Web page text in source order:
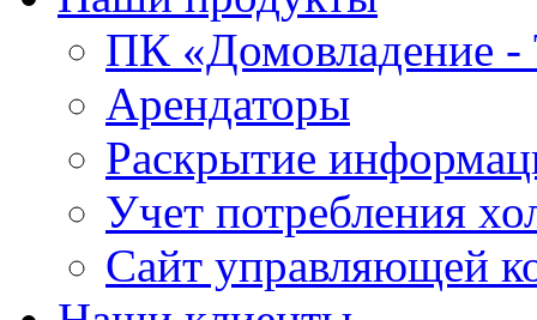
ПК «Домовладение -
Арендаторы
Раскрытие
Учет потребления
Сайт управляющей